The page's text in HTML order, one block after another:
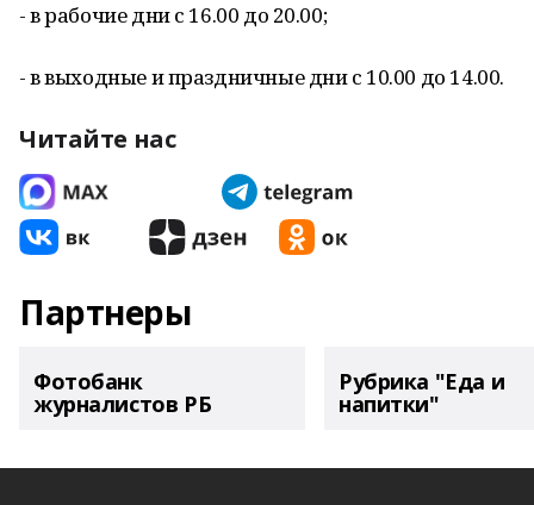
- в рабочие дни с 16.00 до 20.00;
- в выходные и праздничные дни с 10.00 до 14.00.
Читайте нас
Партнеры
Фотобанк
журналистов РБ
Рубрика "Еда и
напитки"